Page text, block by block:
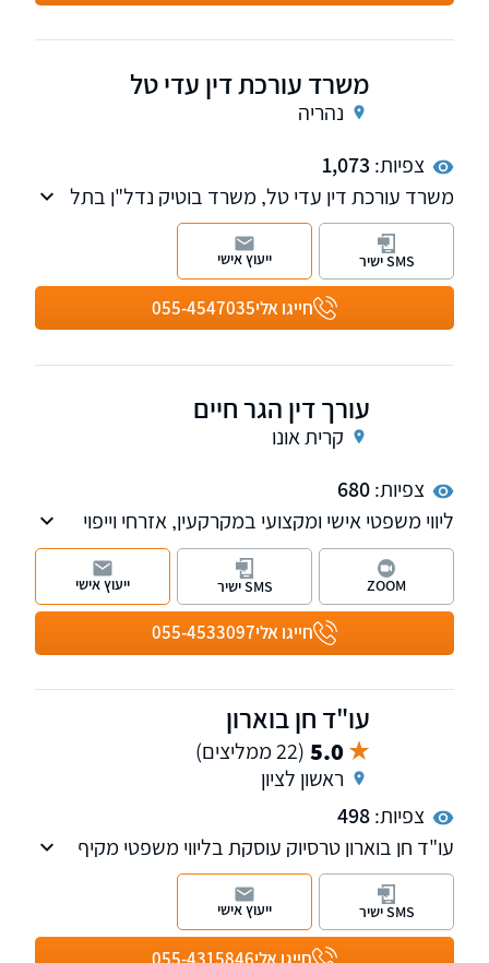
משרד עורכת דין עדי טל
נהריה
צפיות: 1,073
משרד עורכת דין עדי טל, משרד בוטיק נדל"ן בתל
אביב. משרדנו מציע מענה מקצועי ואנושי. מטפל
בכל קשת עסקאות הנדל"ן. נשמח לקבוע עמכם
פגישת ייעוץ.
חייגו אלי055-4547035
SMS ישיר ייעוץ אישי
עורך דין הגר חיים
קרית אונו
צפיות:680
ליווי משפטי אישי ומקצועי במקרקעין, אזרחי וייפוי
כוח מתמשך, עם שירות חם, שקוף ויחס אישי.
חייגו אלי055-4533097
ZOOM SMS ישיר ייעוץ אישי
עו"ד חן בוארון
5.0 (22 ממליצים)
ראשון לציון
צפיות:498
עו"ד חן בוארון טרסיוק עוסקת בליווי משפטי מקיף
בעסקאות נדל"ן, ומייצגת לקוחות פרטיים,
משקיעים, יזמים וקבלנים במגוון רחב של עסקאות
ופרויקטים
חייגו אלי055-4315846
SMS ישיר ייעוץ אישי